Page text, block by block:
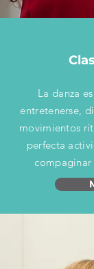
La danza
entretenerse,
movimientos
perfecta